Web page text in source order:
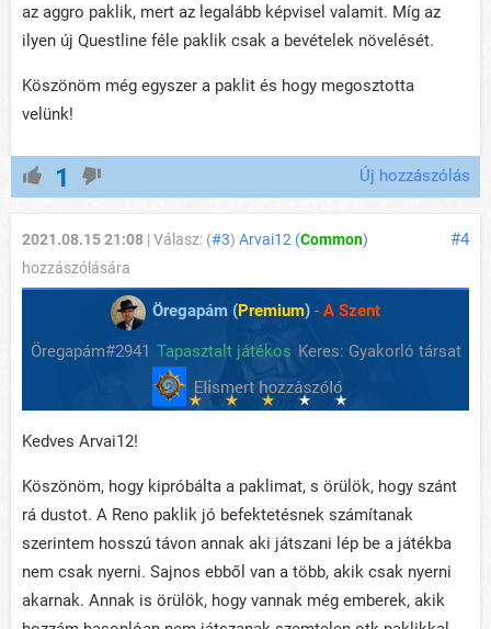
az aggro paklik, mert az legalább képvisel valamit. Míg az
ilyen új Questline féle paklik csak a bevételek növelését.
Köszönöm még egyszer a paklit és hogy megosztotta
velünk!
1 Új hozzászólás
#4
2021.08.15 21:08 | Válasz: (#3) Arvai12 (Common)
hozzászólására
Öregapám (Premium) - A Szent
Öregapám#2941 Tapasztalt játékos Keres: Gyakorló társat
Kedves Arvai12!
Köszönöm, hogy kipróbálta a paklimat, s örülök, hogy szánt
rá dustot. A Reno paklik jó befektetésnek számítanak
szerintem hosszú távon annak aki játszani lép be a játékba
nem csak nyerni. Sajnos ebből van a több, akik csak nyerni
akarnak. Annak is örülök, hogy vannak még emberek, akik